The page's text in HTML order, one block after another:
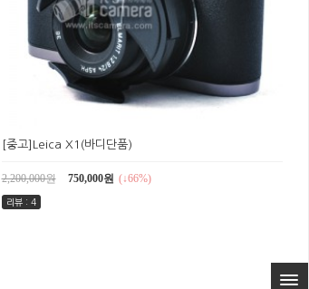
[중고]Leica X1(바디단품)
2,200,000원 750,000원 (↓66%)
리뷰 : 4